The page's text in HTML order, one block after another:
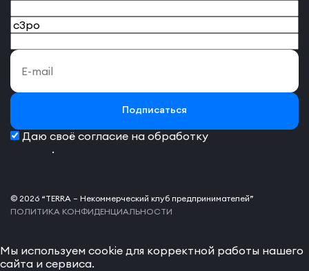
Подписаться
Даю своё согласие на обработку
.
© 2026 “TERRA – Некоммерческий клуб предпринимателей”
ПОЛИТИКА КОНФИДЕНЦИАЛЬНОСТИ
Мы используем cookie для корректной работы нашего
сайта и сервиса.